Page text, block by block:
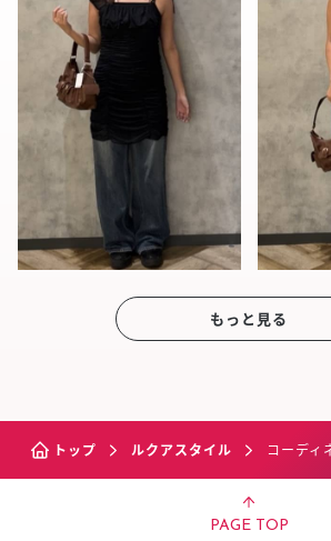
もっと見る
トップ ルクアスタイル コーディ
PAGE TOP